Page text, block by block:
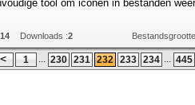
tool om iconen in bestanden
Downloads :2
1 ... 230 231 232 233 234 ... 445